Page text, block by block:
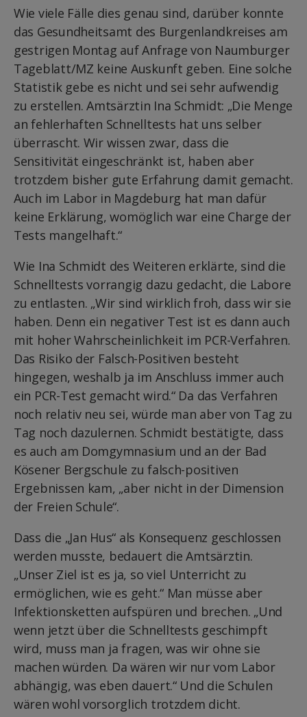
Wie viele Fälle dies genau sind, darüber konnte
das Gesundheitsamt des Burgenlandkreises am
gestrigen Montag auf Anfrage von Naumburger
Tageblatt/MZ keine Auskunft geben. Eine solche
Statistik gebe es nicht und sei sehr aufwendig
zu erstellen. Amtsärztin Ina Schmidt: „Die Menge
an fehlerhaften Schnelltests hat uns selber
überrascht. Wir wissen zwar, dass die
Sensitivität eingeschränkt ist, haben aber
trotzdem bisher gute Erfahrung damit gemacht.
Auch im Labor in Magdeburg hat man dafür
keine Erklärung, womöglich war eine Charge der
Tests mangelhaft.“
Wie Ina Schmidt des Weiteren erklärte, sind die
Schnelltests vorrangig dazu gedacht, die Labore
zu entlasten. „Wir sind wirklich froh, dass wir sie
haben. Denn ein negativer Test ist es dann auch
mit hoher Wahrscheinlichkeit im PCR-Verfahren.
Das Risiko der Falsch-Positiven besteht
hingegen, weshalb ja im Anschluss immer auch
ein PCR-Test gemacht wird.“ Da das Verfahren
noch relativ neu sei, würde man aber von Tag zu
Tag noch dazulernen. Schmidt bestätigte, dass
es auch am Domgymnasium und an der Bad
Kösener Bergschule zu falsch-positiven
Ergebnissen kam, „aber nicht in der Dimension
der Freien Schule“.
Dass die „Jan Hus“ als Konsequenz geschlossen
werden musste, bedauert die Amtsärztin.
„Unser Ziel ist es ja, so viel Unterricht zu
ermöglichen, wie es geht.“ Man müsse aber
Infektionsketten aufspüren und brechen. „Und
wenn jetzt über die Schnelltests geschimpft
wird, muss man ja fragen, was wir ohne sie
machen würden. Da wären wir nur vom Labor
abhängig, was eben dauert.“ Und die Schulen
wären wohl vorsorglich trotzdem dicht.